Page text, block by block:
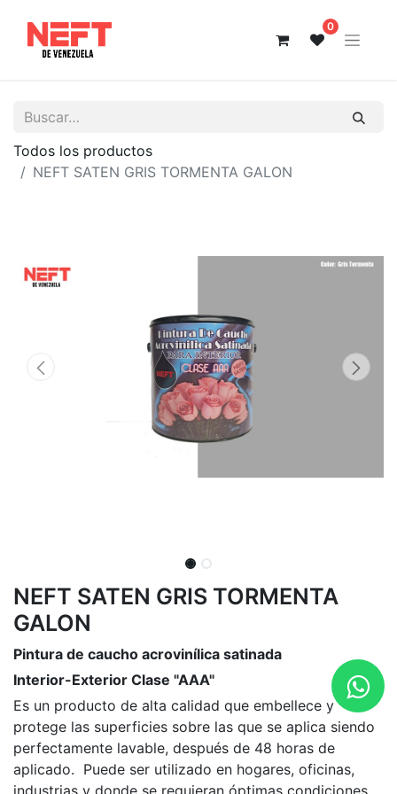
0
Todos los productos
NEFT SATEN GRIS TORMENTA GALON
NEFT SATEN GRIS TORMENTA
GALON
Pintura de caucho acrovinílica satinada
Interior-Exterior Clase "AAA"
Es un producto de alta calidad que embellece y
protege las superficies sobre las que se aplica siendo
perfectamente lavable, después de 48 horas de
aplicado. Puede ser utilizado en hogares, oficinas,
industrias y donde se requieran óptimas condiciones